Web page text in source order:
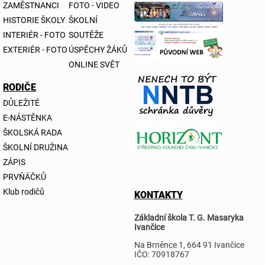
ZAMĚSTNANCI
HISTORIE ŠKOLY
INTERIÉR - FOTO
EXTERIÉR - FOTO
FOTO - VIDEO
ŠKOLNÍ
SOUTĚŽE
ÚSPĚCHY ŽÁKŮ
ONLINE SVĚT
RODIČE
DŮLEŽITÉ
E-NÁSTĚNKA
ŠKOLSKÁ RADA
ŠKOLNÍ DRUŽINA
ZÁPIS
PRVŇÁČKŮ
Klub rodičů
KONTAKTY
Základní škola T. G. Masaryka
Ivančice
Na Brněnce 1, 664 91 Ivančice
IČO: 70918767